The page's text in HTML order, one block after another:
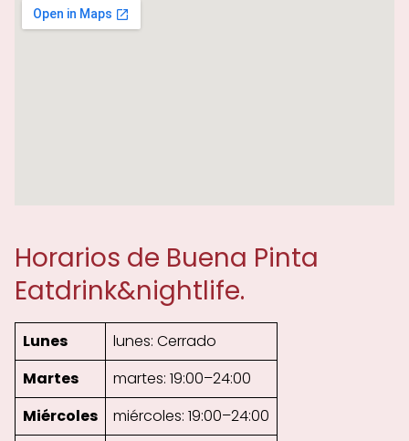
Horarios de Buena Pinta
Eatdrink&nightlife.
Lunes
lunes: Cerrado
Martes
martes: 19:00–24:00
Miércoles
miércoles: 19:00–24:00